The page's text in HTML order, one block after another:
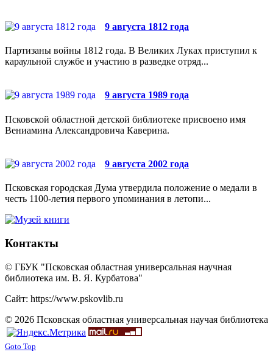
9 августа 1812 года
Партизаны войны 1812 года. В Великих Луках приступил к
караульной службе и участию в разведке отряд...
9 августа 1989 года
Псковской областной детской библиотеке присвоено имя
Вениамина Александровича Каверина.
9 августа 2002 года
Псковская городская Дума утвердила положение о медали в
честь 1100-летия первого упоминания в летопи...
Контакты
© ГБУК "Псковская областная универсальная научная
библиотека им. В. Я. Курбатова"
Сайт: https://www.pskovlib.ru
© 2026 Псковская областная универсальная научая библиотека
Goto Top